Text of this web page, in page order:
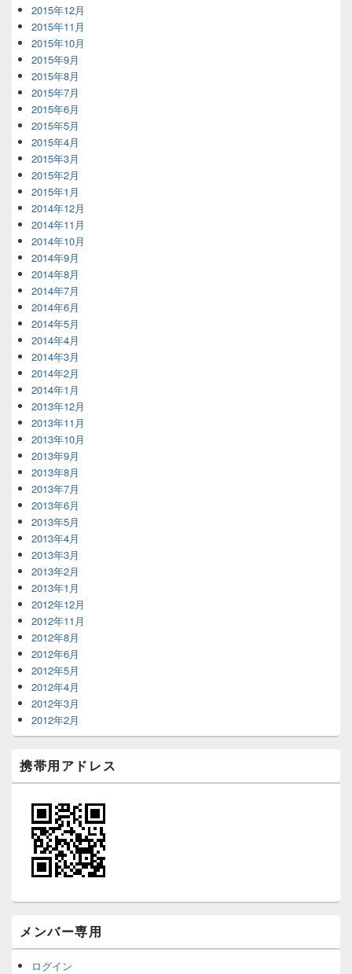
2015年12月
2015年11月
2015年10月
2015年9月
2015年8月
2015年7月
2015年6月
2015年5月
2015年4月
2015年3月
2015年2月
2015年1月
2014年12月
2014年11月
2014年10月
2014年9月
2014年8月
2014年7月
2014年6月
2014年5月
2014年4月
2014年3月
2014年2月
2014年1月
2013年12月
2013年11月
2013年10月
2013年9月
2013年8月
2013年7月
2013年6月
2013年5月
2013年4月
2013年3月
2013年2月
2013年1月
2012年12月
2012年11月
2012年8月
2012年6月
2012年5月
2012年4月
2012年3月
2012年2月
携帯用アドレス
メンバー専用
ログイン